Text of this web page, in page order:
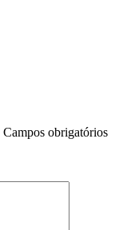
Campos obrigatórios